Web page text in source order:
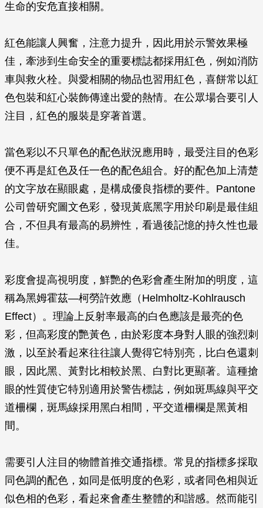
生命的安危直接相關。
紅色能讓人興奮，注意力提升，因此用於示警效果極
佳，牽涉到生命安全的重要標誌都採用紅色，例如消防
車與救火栓。與愛相關的物品也習用紅色，喜餅常以紅
色包裝和紅心裝飾傳達出愛的熱情。在公眾場合要引人
注目，紅色的服裝是穿著首選。
當色彩以不只單色的配色狀況應用時，最受注目的色彩
便不再是紅色及任一色的配色組合。好的配色加上清楚
的文字放在顯眼處，是構成優良指標的要件。Pantone
公司曾研究圖文色彩，發現黃底黑字用於印刷是最佳組
合，不但具有最高的易辨性，看過後記憶的持久性也最
佳。
彩度會提高視明度，鮮艷的色彩會產生附加的明度，這
稱為黑姆霍茲—柯勞許效應（Helmholtz-Kohlrausch
Effect）。理論上反射率最高的白色應該是最亮的色
彩，但高彩度的艷黃色，由於彩度本身對人眼的強烈刺
激，以至於看起來往往讓人覺得它特別亮，比白色還刺
眼，因此黑、黃對比相較於黑、白對比更顯著。這種搶
眼的性質使它特別適用於警告標誌，例如斑馬線與平交
道柵欄，斑馬線採用黑白相間，平交道柵欄是黑黃相
間。
需要引人注目的物體首推交通指標。常見的指標多採取
同色調的配色，如同是低明度的色彩，或者同色相與近
似色相的色彩，看起來會產生整體的和諧感。然而能引